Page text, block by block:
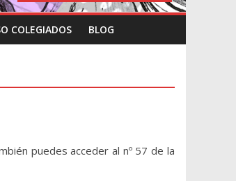
COLEGIADOS BLOG
puedes acceder al nº 57 de la